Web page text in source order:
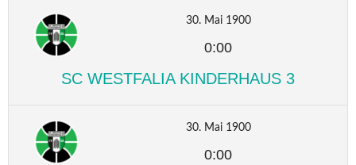
30. Mai 1900
0:00
SC WESTFALIA KINDERHAUS 3
30. Mai 1900
0:00